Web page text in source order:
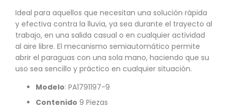
Ideal para aquellos que necesitan una solución rápida
y efectiva contra la lluvia, ya sea durante el trayecto al
trabajo, en una salida casual o en cualquier actividad
al aire libre. El mecanismo semiautomático permite
abrir el paraguas con una sola mano, haciendo que su
uso sea sencillo y práctico en cualquier situación.
Modelo: PA1791197-9
Contenido 9 Piezas